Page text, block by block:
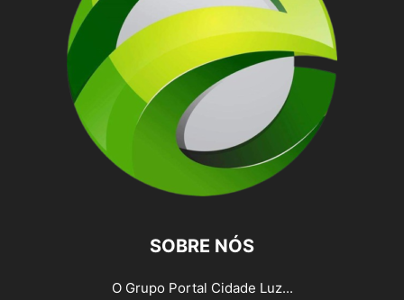
SOBRE NÓS
O Grupo Portal Cidade Luz...